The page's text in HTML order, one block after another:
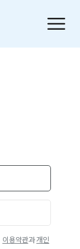
이용약관과개인